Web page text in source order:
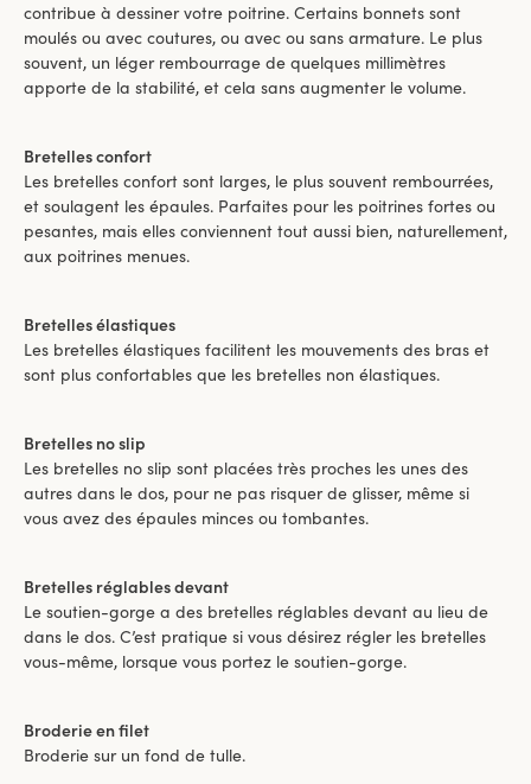
contribue à dessiner votre poitrine. Certains bonnets sont
moulés ou avec coutures, ou avec ou sans armature. Le plus
souvent, un léger rembourrage de quelques millimètres
apporte de la stabilité, et cela sans augmenter le volume.
Bretelles confort
Les bretelles confort sont larges, le plus souvent rembourrées,
et soulagent les épaules. Parfaites pour les poitrines fortes ou
pesantes, mais elles conviennent tout aussi bien, naturellement,
aux poitrines menues.
Bretelles élastiques
Les bretelles élastiques facilitent les mouvements des bras et
sont plus confortables que les bretelles non élastiques.
Bretelles no slip
Les bretelles no slip sont placées très proches les unes des
autres dans le dos, pour ne pas risquer de glisser, même si
vous avez des épaules minces ou tombantes.
Bretelles réglables devant
Le soutien-gorge a des bretelles réglables devant au lieu de
dans le dos. C’est pratique si vous désirez régler les bretelles
vous-même, lorsque vous portez le soutien-gorge.
Broderie en filet
Broderie sur un fond de tulle.